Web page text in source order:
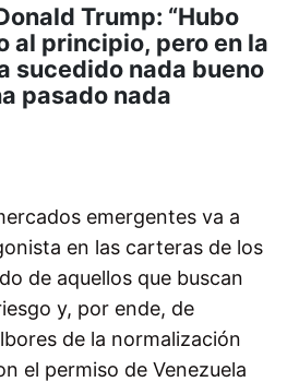
Trump: “Hubo
al principio, pero en la
sucedido nada bueno
pasado nada
emergentes va a
en las carteras de los
de aquellos que buscan
y, por ende, de
de la normalización
el permiso de Venezuela